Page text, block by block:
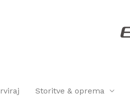
Storitve & oprema